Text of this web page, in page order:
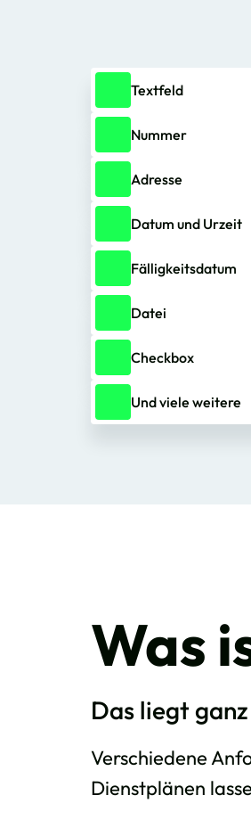
Textfeld
Nummer
Adresse
Datum und Urzeit
Fälligkeitsdatum
Datei
Checkbox
Und viele weitere
Was
Das liegt
Verschiedene
Dienstplänen